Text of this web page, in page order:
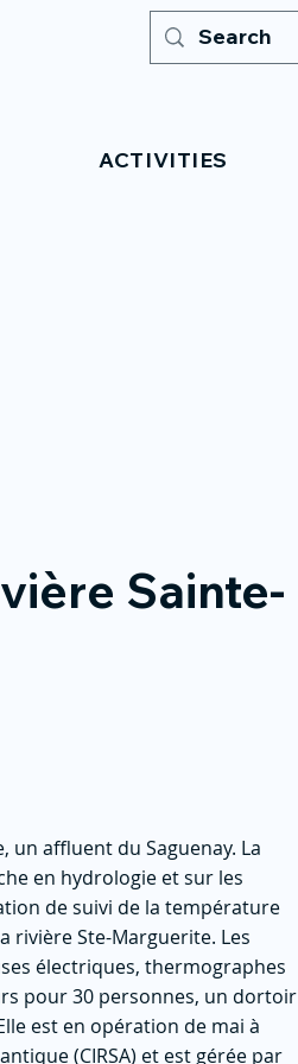
ACTIVITIES
Sainte-
un affluent du Saguenay. La
en hydrologie et sur les
de suivi de la température
rivière Ste-Marguerite. Les
électriques, thermographes
pour 30 personnes, un dortoir
est en opération de mai à
(CIRSA) et est gérée par